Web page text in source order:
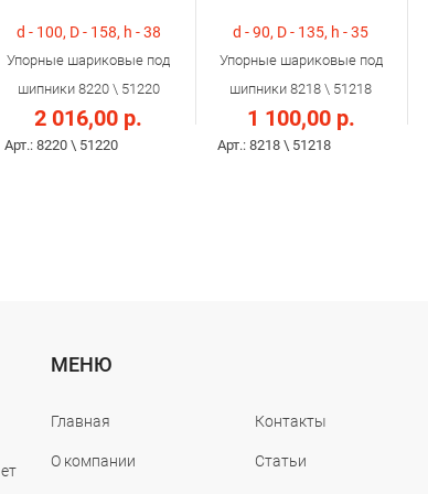
d - 100, D - 158, h - 38
Упорные шариковые под
шипники 8220 \ 51220
2 016,00 р.
Арт.: 8220 \ 51220
d - 90, D - 135, h - 35
Упорные шариковые под
шипники 8218 \ 51218
1 100,00 р.
Арт.: 8218 \ 51218
МЕНЮ
Главная
О компании
Контакты
Статьи